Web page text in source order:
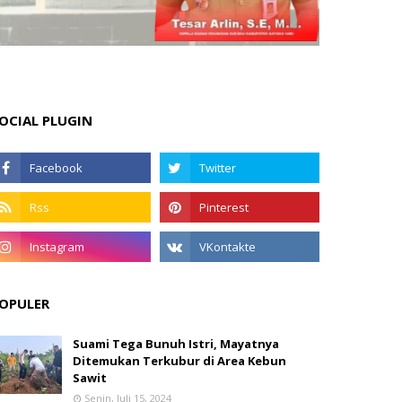
PLUGIN
Suami Tega Bunuh Istri, Mayatnya
Ditemukan Terkubur di Area Kebun
Sawit
Senin, Juli 15, 2024